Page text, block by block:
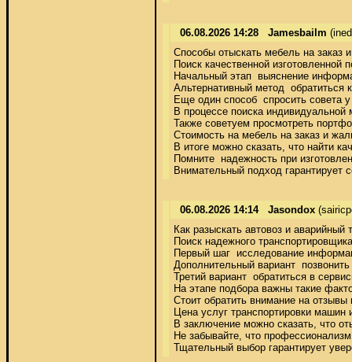
06.08.2026 14:28 Jamesbailm
Способы отыскать мебель на заказ
Поиск качественной
Начальный этап  выяснение
Альтернативный метод
Еще один способ  спросить совета
В процессе поиска
Также советуем просмотреть
Стоимость на мебель на заказ и
В итоге можно сказать, что найти
Помните  надежность при
Внимательный подход гарантирует
06.08.2026 14:14 Jasondox
Как разыскать автовоз и аварийный
Поиск надежного
Первый шаг  исследование
Дополнительный вариант
Третий вариант  обратиться в
На этапе подбора важны такие
Стоит обратить внимание на
Цена услуг транспортировки
В заключение можно сказать, что
Не забывайте, что
Тщательный выбор гарантирует